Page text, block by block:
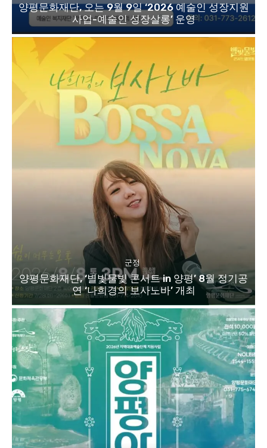
양평문화재단, 오는 9월 9일 ‘2026 예술인 성장지원
사업-예술인 성장살롱’ 운영
군정
양평문화재단, ‘별빛물빛 콘서트 in 양평’ 8월 정기공
연 ‘나희경의 보사노바’ 개최